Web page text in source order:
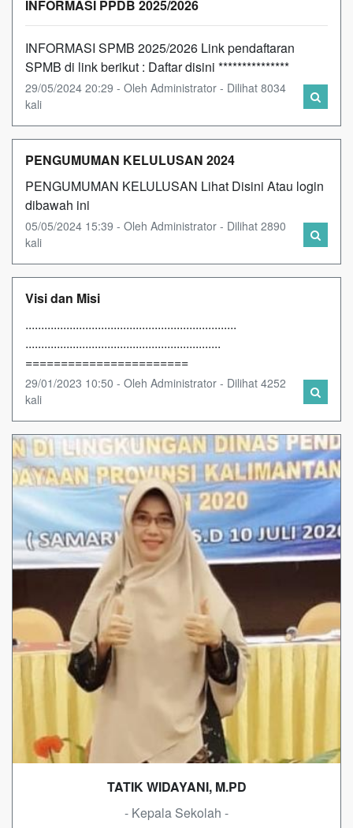
INFORMASI PPDB 2025/2026
INFORMASI SPMB 2025/2026 Link pendaftaran
SPMB di link berikut : Daftar disini ***************
29/05/2024 20:29 - Oleh Administrator - Dilihat 8034
kali
PENGUMUMAN KELULUSAN 2024
PENGUMUMAN KELULUSAN Lihat Disini Atau login
dibawah ini
05/05/2024 15:39 - Oleh Administrator - Dilihat 2890
kali
Visi dan Misi
...................................................................
..............................................................
=======================
29/01/2023 10:50 - Oleh Administrator - Dilihat 4252
kali
TATIK WIDAYANI, M.PD
- Kepala Sekolah -